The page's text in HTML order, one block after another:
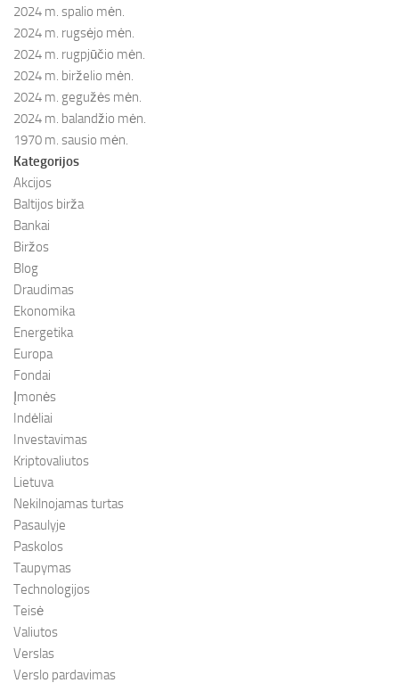
2024 m. spalio mėn.
2024 m. rugsėjo mėn.
2024 m. rugpjūčio mėn.
2024 m. birželio mėn.
2024 m. gegužės mėn.
2024 m. balandžio mėn.
1970 m. sausio mėn.
Kategorijos
Akcijos
Baltijos birža
Bankai
Biržos
Blog
Draudimas
Ekonomika
Energetika
Europa
Fondai
Įmonės
Indėliai
Investavimas
Kriptovaliutos
Lietuva
Nekilnojamas turtas
Pasaulyje
Paskolos
Taupymas
Technologijos
Teisė
Valiutos
Verslas
Verslo pardavimas